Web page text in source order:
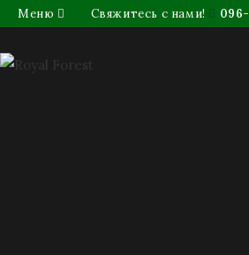
Меню Свяжитесь с нами!